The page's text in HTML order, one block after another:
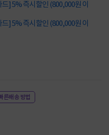
] 5% 즉시할인 (800,000원 이
] 5% 즉시할인 (800,000원 이
른배송 방법